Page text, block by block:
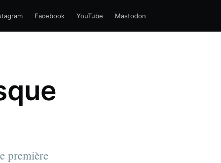
Facebook YouTube Mastodon
première